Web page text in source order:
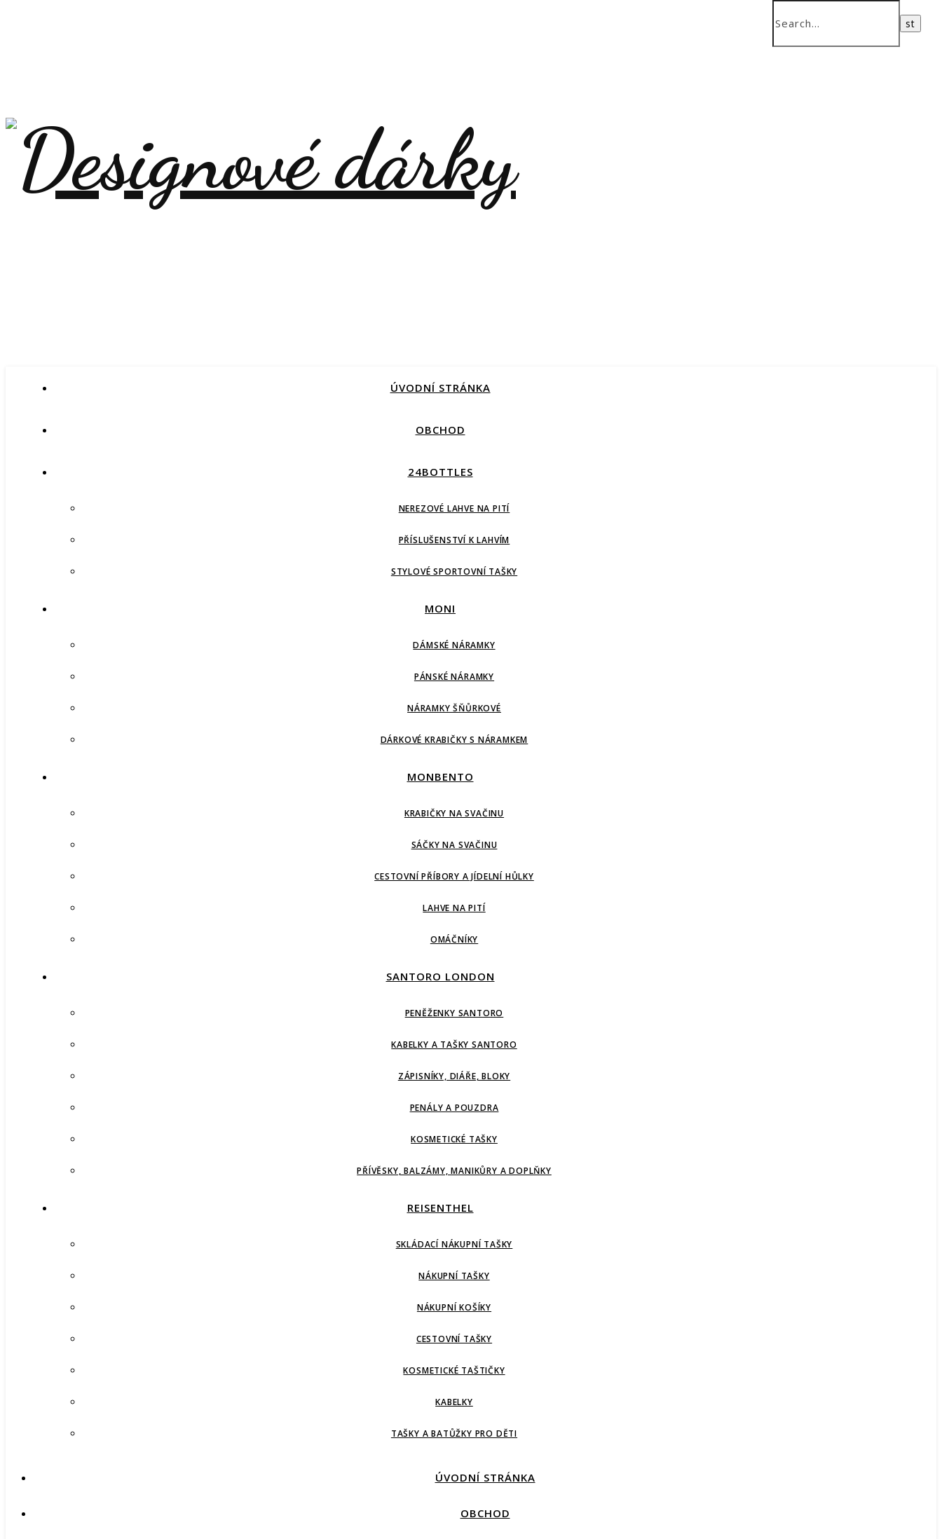
ÚVODNÍ STRÁNKA
OBCHOD
24BOTTLES
NEREZOVÉ LAHVE NA PITÍ
PŘÍSLUŠENSTVÍ K LAHVÍM
STYLOVÉ SPORTOVNÍ TAŠKY
MONI
DÁMSKÉ NÁRAMKY
PÁNSKÉ NÁRAMKY
NÁRAMKY ŠŇŮRKOVÉ
DÁRKOVÉ KRABIČKY S NÁRAMKEM
MONBENTO
KRABIČKY NA SVAČINU
SÁČKY NA SVAČINU
CESTOVNÍ PŘÍBORY A JÍDELNÍ HŮLKY
LAHVE NA PITÍ
OMÁČNÍKY
SANTORO LONDON
PENĚŽENKY SANTORO
KABELKY A TAŠKY SANTORO
ZÁPISNÍKY, DIÁŘE, BLOKY
PENÁLY A POUZDRA
KOSMETICKÉ TAŠKY
PŘÍVĚSKY, BALZÁMY, MANIKŮRY A DOPLŇKY
REISENTHEL
SKLÁDACÍ NÁKUPNÍ TAŠKY
NÁKUPNÍ TAŠKY
NÁKUPNÍ KOŠÍKY
CESTOVNÍ TAŠKY
KOSMETICKÉ TAŠTIČKY
KABELKY
TAŠKY A BATŮŽKY PRO DĚTI
ÚVODNÍ STRÁNKA
OBCHOD